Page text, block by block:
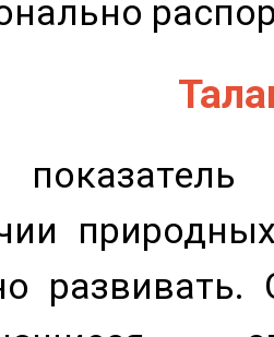
показатель
развивать.